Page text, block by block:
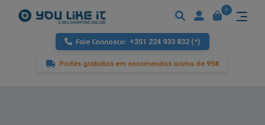
Fale Connosco: +351 224 933 832 (*)
Portes gratuitos em encomendas acima de 95€
0